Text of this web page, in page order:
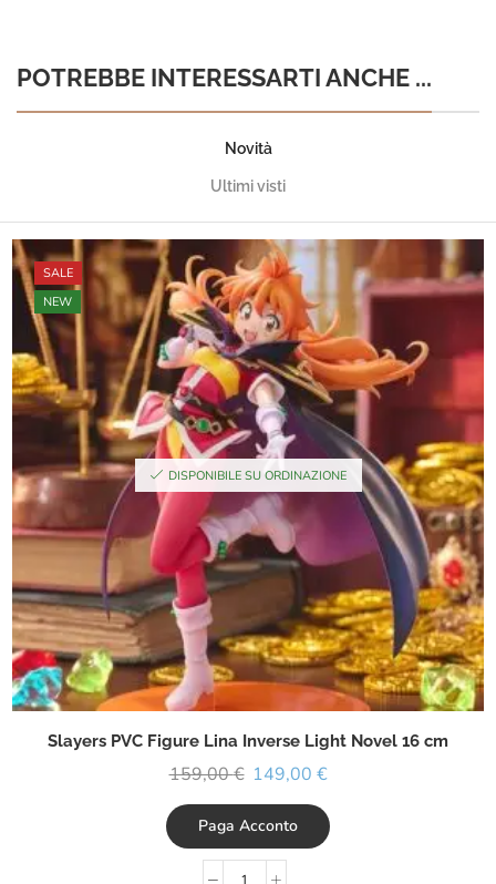
POTREBBE INTERESSARTI ANCHE ...
Novità
Ultimi visti
SALE
NEW
DISPONIBILE SU ORDINAZIONE
Slayers PVC Figure Lina Inverse Light Novel 16 cm
159,00€ 149,00 €
Paga Acconto